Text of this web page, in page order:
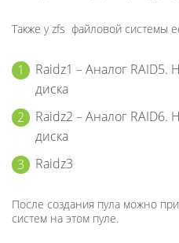
Также у zfs файловой системы
Raidz1 – Аналог RAID5.
диска
Raidz2 – Аналог RAID6.
диска
Raidz3
После создания пула можно
систем на этом пуле.